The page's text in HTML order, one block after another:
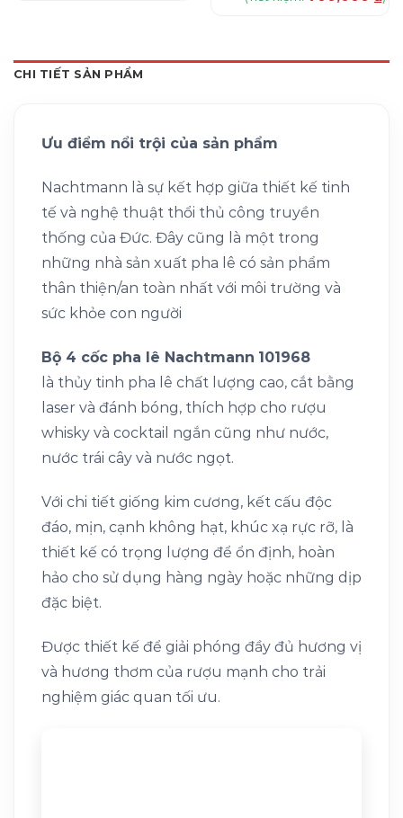
CHI TIẾT SẢN PHẨM
Ưu điểm nổi trội của sản phẩm
Nachtmann là sự kết hợp giữa thiết kế tinh
tế và nghệ thuật thổi thủ công truyền
thống của Đức. Đây cũng là một trong
những nhà sản xuất pha lê có sản phẩm
thân thiện/an toàn nhất với môi trường và
sức khỏe con người
Bộ 4 cốc pha lê Nachtmann 101968
là thủy tinh pha lê chất lượng cao, cắt bằng
laser và đánh bóng, thích hợp cho rượu
whisky và cocktail ngắn cũng như nước,
nước trái cây và nước ngọt.
Với chi tiết giống kim cương, kết cấu độc
đáo, mịn, cạnh không hạt, khúc xạ rực rỡ, là
thiết kế có trọng lượng để ổn định, hoàn
hảo cho sử dụng hàng ngày hoặc những dịp
đặc biệt.
Được thiết kế để giải phóng đầy đủ hương vị
và hương thơm của rượu mạnh cho trải
nghiệm giác quan tối ưu.